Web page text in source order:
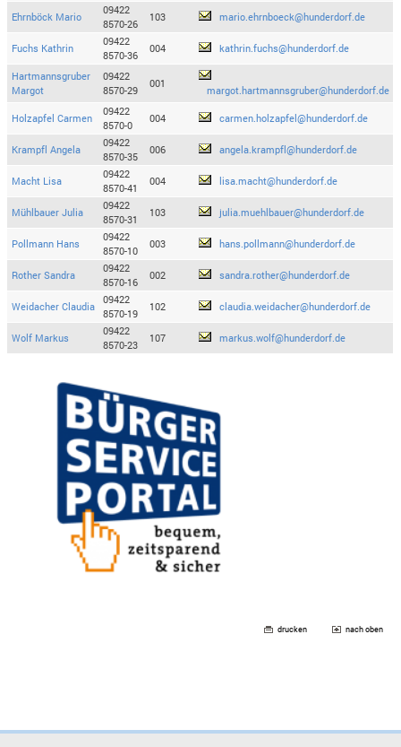
Ehrnböck Mario
09422
8570-26
103 mario.ehrnboeck@hunderdorf.de
Fuchs Kathrin
09422
8570-36
004 kathrin.fuchs@hunderdorf.de
Hartmannsgruber
Margot
09422
8570-29
001
margot.hartmannsgruber@hunderdorf.de
Holzapfel Carmen
09422
8570-0
004 carmen.holzapfel@hunderdorf.de
Krampfl Angela
09422
8570-35
006 angela.krampfl@hunderdorf.de
Macht Lisa
09422
8570-41
004 lisa.macht@hunderdorf.de
Mühlbauer Julia
09422
8570-31
103 julia.muehlbauer@hunderdorf.de
Pollmann Hans
09422
8570-10
003 hans.pollmann@hunderdorf.de
Rother Sandra
09422
8570-16
002 sandra.rother@hunderdorf.de
Weidacher Claudia
09422
8570-19
102 claudia.weidacher@hunderdorf.de
Wolf Markus
09422
8570-23
107 markus.wolf@hunderdorf.de
drucken nach oben